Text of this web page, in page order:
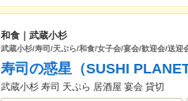
和食｜武蔵小杉
武蔵小杉/寿司/天ぷら/和食/女子会/宴会/歓迎会/送迎
寿司の惑星（SUSHI
武蔵小杉 寿司 天ぷら 居酒屋 宴会 貸切